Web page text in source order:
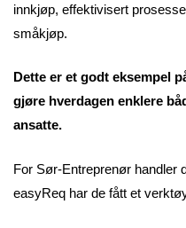
innkjøp, effektivisert
småkjøp.
Dette er et godt eksempel
gjøre hverdagen enklere
ansatte.
For Sør-Entreprenør handler
easyReq har de fått et